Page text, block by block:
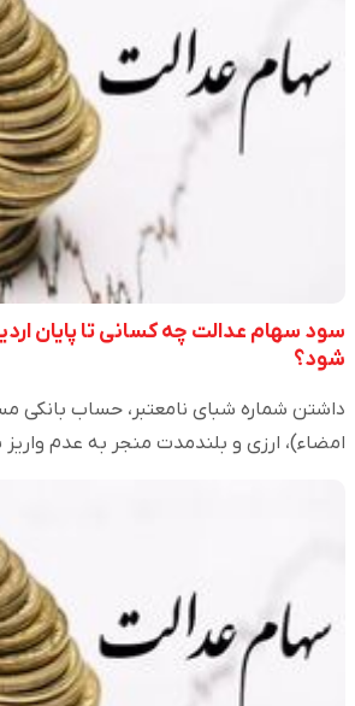
سود سهام عدالت چه کسانی تا پایان
شود؟
داشتن شماره شبای نامعتبر، حساب بانکی
امضاء)، ارزی و بلندمدت منجر به عدم